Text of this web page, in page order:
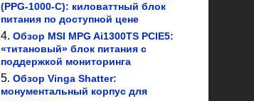
(PPG-1000-C): киловаттный блок
питания по доступной цене
Обзор MSI MPG Ai1300TS PCIE5:
«титановый» блок питания с
поддержкой мониторинга
Обзор Vinga Shatter:
монументальный корпус для